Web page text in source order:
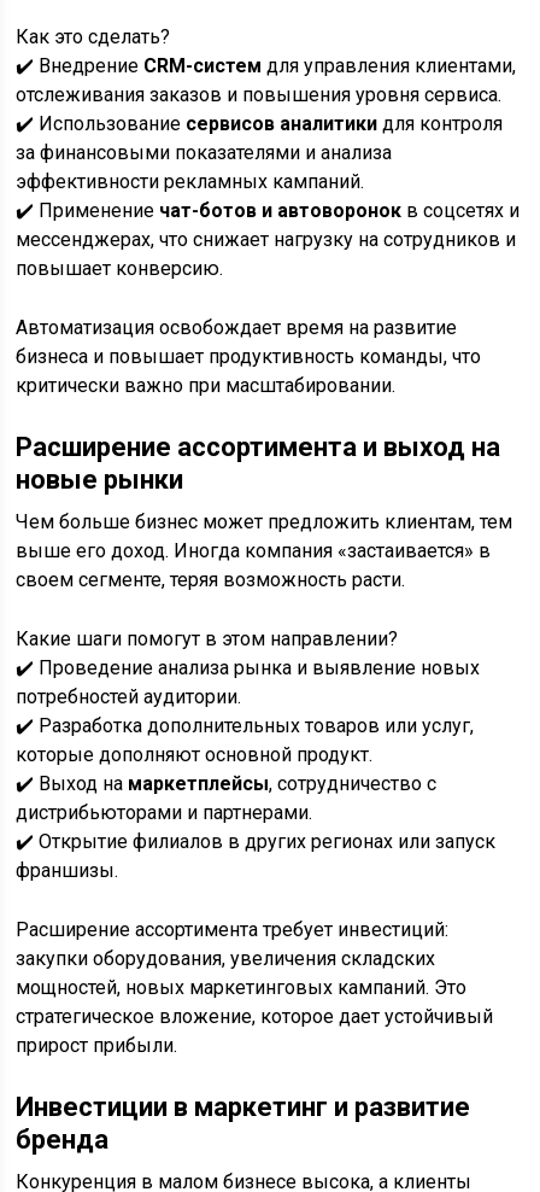
Как это сделать?
✔️ Внедрение CRM-систем для управления клиентами,
отслеживания заказов и повышения уровня сервиса.
✔️ Использование сервисов аналитики для контроля
за финансовыми показателями и анализа
эффективности рекламных кампаний.
✔️ Применение чат-ботов и автоворонок в соцсетях и
мессенджерах, что снижает нагрузку на сотрудников и
повышает конверсию.
Автоматизация освобождает время на развитие
бизнеса и повышает продуктивность команды, что
критически важно при масштабировании.
Расширение ассортимента и выход на
новые рынки
Чем больше бизнес может предложить клиентам, тем
выше его доход. Иногда компания «застаивается» в
своем сегменте, теряя возможность расти.
Какие шаги помогут в этом направлении?
✔️ Проведение анализа рынка и выявление новых
потребностей аудитории.
✔️ Разработка дополнительных товаров или услуг,
которые дополняют основной продукт.
✔️ Выход на маркетплейсы, сотрудничество с
дистрибьюторами и партнерами.
✔️ Открытие филиалов в других регионах или запуск
франшизы.
Расширение ассортимента требует инвестиций:
закупки оборудования, увеличения складских
мощностей, новых маркетинговых кампаний. Это
стратегическое вложение, которое дает устойчивый
прирост прибыли.
Инвестиции в маркетинг и развитие
бренда
Конкуренция в малом бизнесе высока, а клиенты